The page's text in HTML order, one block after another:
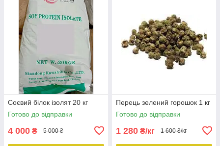
Соєвий білок ізолят 20 кг
Готово до відправки
4 000 ₴ 5 000 ₴
Перець зелений горошок 1 кг
Готово до відправки
1 280 ₴/кг 1 600 ₴/кг